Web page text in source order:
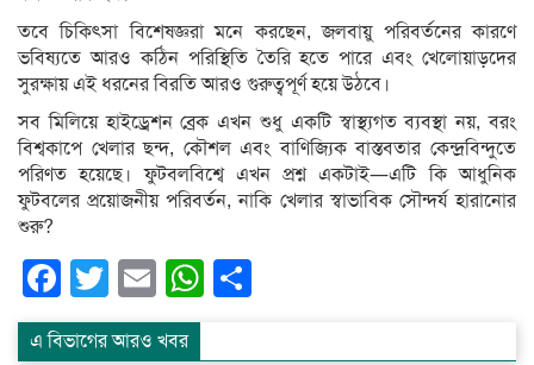
তবে চিকিৎসা বিশেষজ্ঞরা মনে করছেন, জলবায়ু পরিবর্তনের কারণে
ভবিষ্যতে আরও কঠিন পরিস্থিতি তৈরি হতে পারে এবং খেলোয়াড়দের
সুরক্ষায় এই ধরনের বিরতি আরও গুরুত্বপূর্ণ হয়ে উঠবে।
সব মিলিয়ে হাইড্রেশন ব্রেক এখন শুধু একটি স্বাস্থ্যগত ব্যবস্থা নয়, বরং
বিশ্বকাপে খেলার ছন্দ, কৌশল এবং বাণিজ্যিক বাস্তবতার কেন্দ্রবিন্দুতে
পরিণত হয়েছে। ফুটবলবিশ্বে এখন প্রশ্ন একটাই—এটি কি আধুনিক
ফুটবলের প্রয়োজনীয় পরিবর্তন, নাকি খেলার স্বাভাবিক সৌন্দর্য হারানোর
শুরু?
Facebook
Twitter
EmailWhatsApp
এ বিভাগের আরও খবর